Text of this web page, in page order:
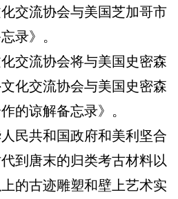
交流协会与美国芝加哥市
录》。
流协会将与美国史密森
化交流协会与美国史密森
的谅解备忘录》。
共和国政府和美利坚合
到唐末的归类考古材料以
的古迹雕塑和壁上艺术实